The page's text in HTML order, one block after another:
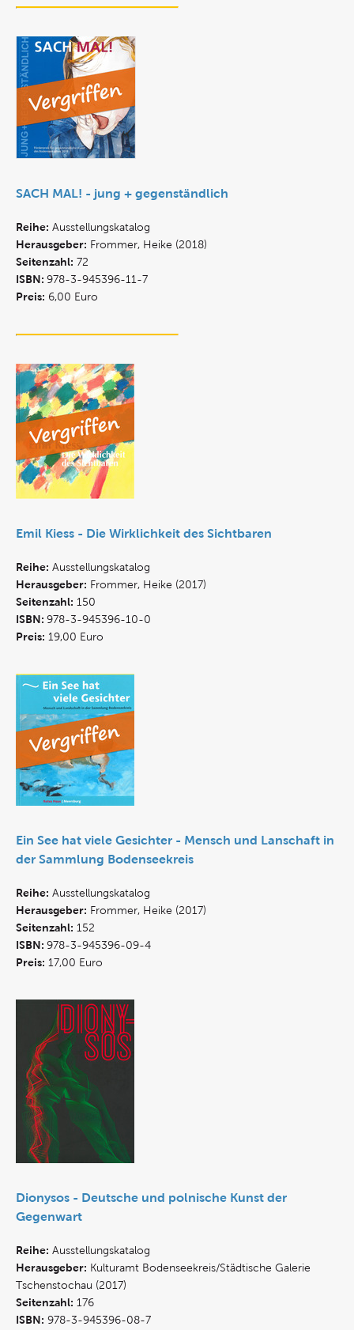
SACH MAL! - jung + gegenständlich
Reihe: Ausstellungskatalog
Herausgeber: Frommer, Heike (2018)
Seitenzahl: 72
ISBN: 978-3-945396-11-7
Preis: 6,00 Euro
Emil Kiess - Die Wirklichkeit des Sichtbaren
Reihe: Ausstellungskatalog
Herausgeber: Frommer, Heike (2017)
Seitenzahl: 150
ISBN: 978-3-945396-10-0
Preis: 19,00 Euro
Ein See hat viele Gesichter - Mensch und Lanschaft in
der Sammlung Bodenseekreis
Reihe: Ausstellungskatalog
Herausgeber: Frommer, Heike (2017)
Seitenzahl: 152
ISBN: 978-3-945396-09-4
Preis: 17,00 Euro
Dionysos - Deutsche und polnische Kunst der
Gegenwart
Reihe: Ausstellungskatalog
Herausgeber: Kulturamt Bodenseekreis/Städtische Galerie
Tschenstochau (2017)
Seitenzahl: 176
ISBN: 978-3-945396-08-7